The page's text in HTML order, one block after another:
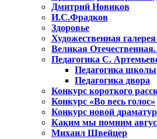
Дмитрий Новиков
И.С.Фрадков
Здоровье
Художественная
Великая
Педагогика С.
Педагогика школы
Педагогика двора
Конкурс короткого
Конкурс «Во весь голос»
Конкурс новой
Каким мы помним
Михаил Швейцер